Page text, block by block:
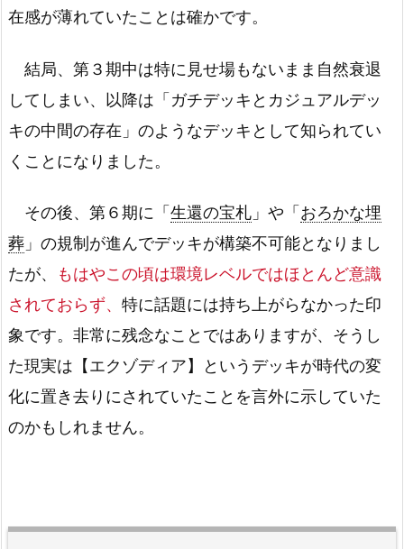
在感が薄れていたことは確かです。
結局、第３期中は特に見せ場もないまま自然衰退
してしまい、以降は「ガチデッキとカジュアルデッ
キの中間の存在」のようなデッキとして知られてい
くことになりました。
その後、第６期に「 生還の宝札 」や「 おろかな埋
葬 」の規制が進んでデッキが構築不可能となりまし
たが、
もはやこの頃は環境レベルではほとんど意識
されておらず、 特に話題には持ち上がらなかった印
象です。非常に残念なことではありますが、そうし
た現実は【エクゾディア】というデッキが時代の変
化に置き去りにされていたことを言外に示していた
のかもしれません。